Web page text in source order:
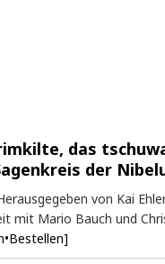
das
der
von Kai
mit Mario Bauch und